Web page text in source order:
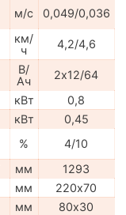
м/с
0,049/0,036
км/
ч
4,2/4,6
В/
Ач
2х12/64
кВт
0,8
кВт
0,45
%
4/10
мм
1293
мм
220х70
мм
80х30